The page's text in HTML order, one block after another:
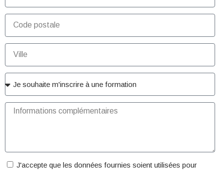
J'accepte que les données fournies soient utilisées pour